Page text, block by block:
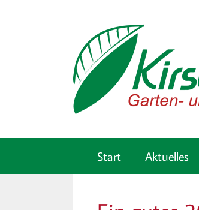
Start Aktuelles